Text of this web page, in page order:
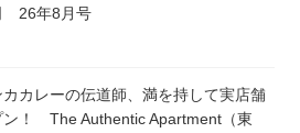
26年8月号
カカレーの伝道師、満を持して実店舗
ン！ The Authentic Apartment（東